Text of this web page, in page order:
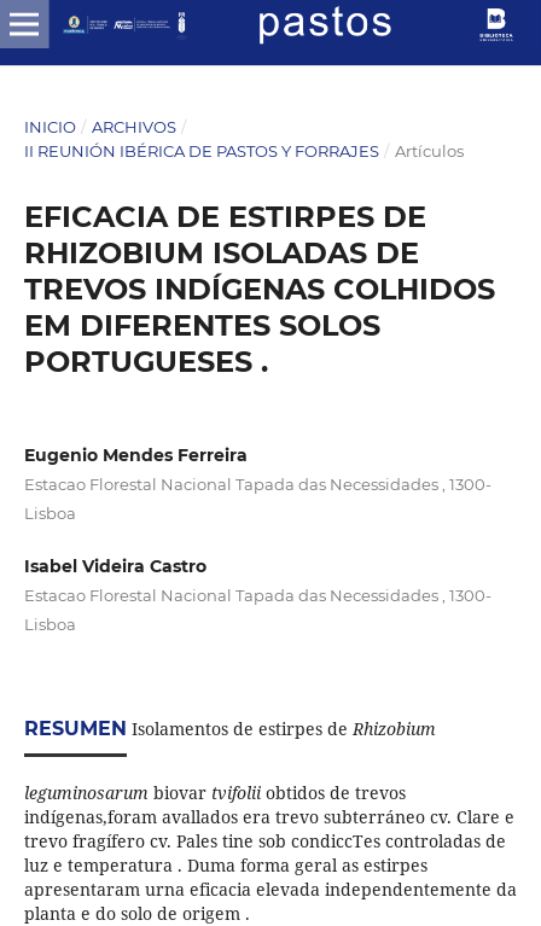
INICIO / ARCHIVOS /
II REUNIÓN IBÉRICA DE PASTOS Y FORRAJES / Artículos
EFICACIA DE ESTIRPES DE
RHIZOBIUM ISOLADAS DE
TREVOS INDÍGENAS COLHIDOS
EM DIFERENTES SOLOS
PORTUGUESES .
Eugenio Mendes Ferreira
Estacao Florestal Nacional Tapada das Necessidades , 1300-
Lisboa
Isabel Videira Castro
Estacao Florestal Nacional Tapada das Necessidades , 1300-
Lisboa
RESUMEN Isolamentos de estirpes deRhizobium
leguminosarum biovar tvifolii obtidos de trevos
indígenas,foram avallados era trevo subterráneo cv. Clare e
trevo fragífero cv. Pales tine sob condiccTes controladas de
luz e temperatura . Duma forma geral as estirpes
apresentaram urna eficacia elevada independentemente da
planta e do solo de origem .